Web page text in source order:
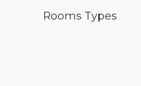
Rooms Types